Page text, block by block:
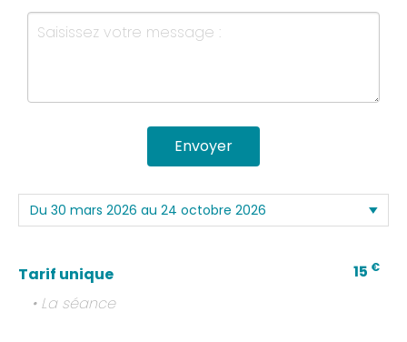
Envoyer
Tarif unique 15 €
• La séance